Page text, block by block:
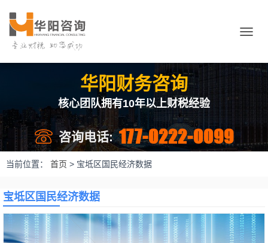
导
华阳财务咨询
核心团队拥有10年以上财税经验
咨询电话: 177-0222-0099
当前位置： 首页 > 宝坻区国民经济数据
宝坻区国民经济数据